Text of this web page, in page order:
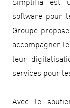
software pour
Groupe
accompagner
leur
services pour
Avec le